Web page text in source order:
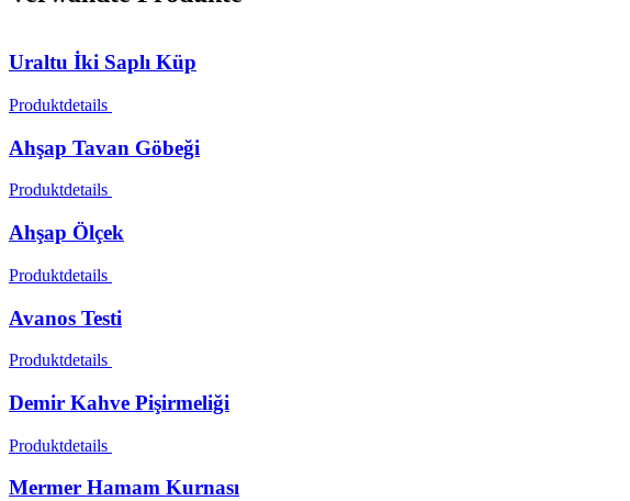
Uraltu İki Saplı Küp
Produktdetails
Ahşap Tavan Göbeği
Produktdetails
Ahşap Ölçek
Produktdetails
Avanos Testi
Produktdetails
Demir Kahve Pişirmeliği
Produktdetails
Mermer Hamam Kurnası